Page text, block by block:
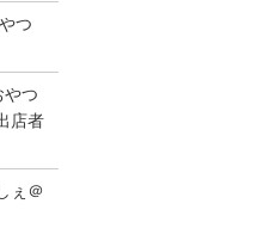
つ
やつ
店者
ぇ＠